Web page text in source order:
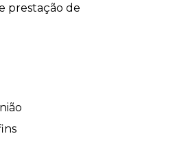
prestação de